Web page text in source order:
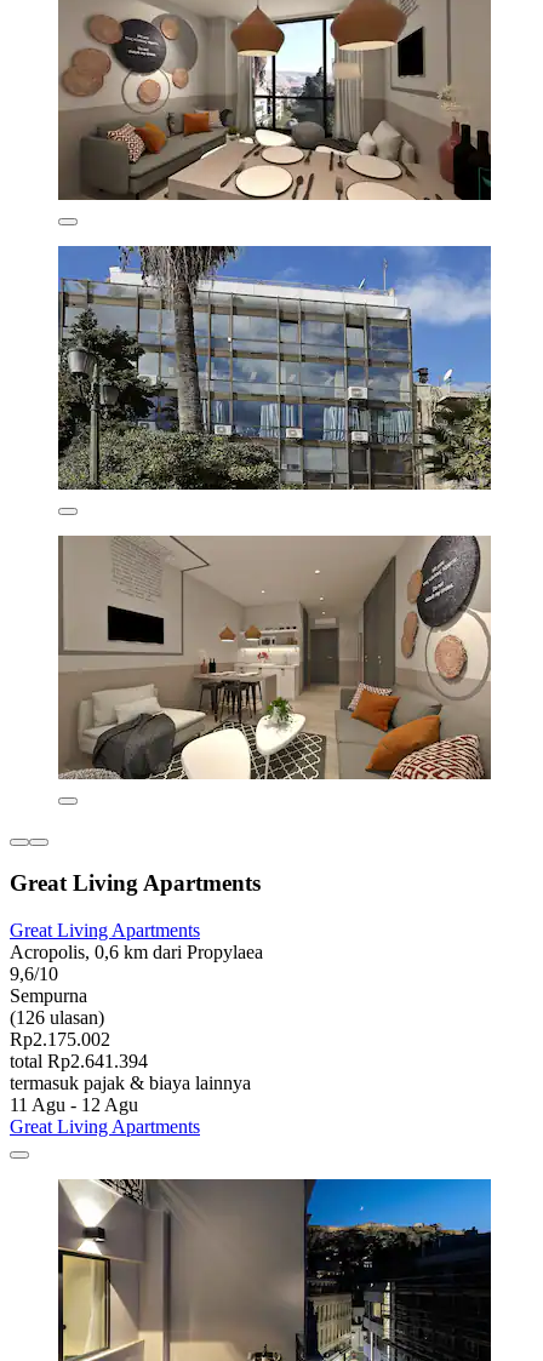
Great Living Apartments
Great Living Apartments
Acropolis, 0,6 km dari Propylaea
9,6/10
Sempurna
(126 ulasan)
Rp2.175.002
total Rp2.641.394
termasuk pajak & biaya lainnya
11 Agu - 12 Agu
Great Living Apartments